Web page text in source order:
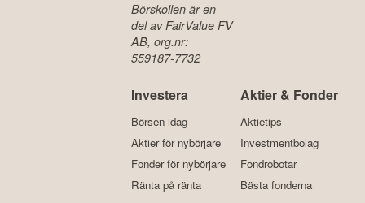
Börskollen är en
del av FairValue FV
AB, org.nr:
559187-7732
Investera
Börsen idag
Aktier för nybörjare
Fonder för nybörjare
Ränta på ränta
Aktier & Fonder
Aktietips
Investmentbolag
Fondrobotar
Bästa fonderna